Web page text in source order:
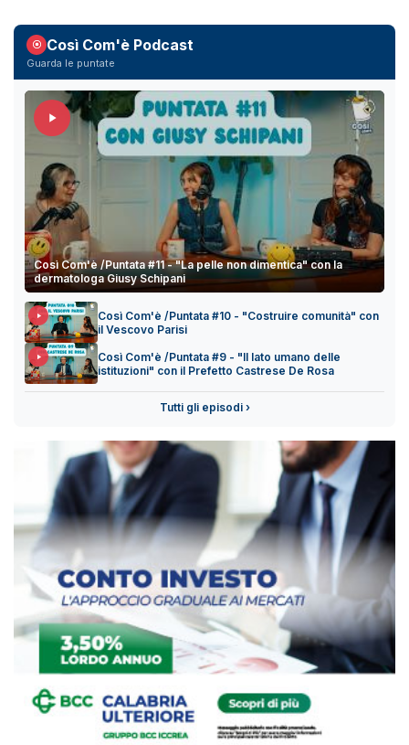
Così Com'è Podcast
Guarda le puntate
Così Com'è /Puntata #11 - "La pelle non dimentica" con la
dermatologa Giusy Schipani
Così Com'è /Puntata #10 - "Costruire comunità" con
il Vescovo Parisi
Così Com'è /Puntata #9 - "Il lato umano delle
istituzioni" con il Prefetto Castrese De Rosa
Tutti gli episodi ›